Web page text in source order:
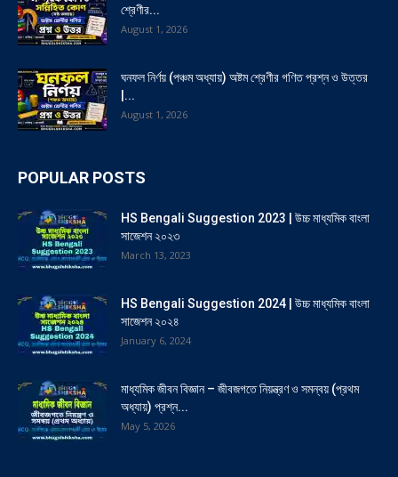
শ্রেণীর...
August 1, 2026
ঘনফল নির্ণয় (পঞ্চম অধ্যায়) অষ্টম শ্রেণীর গণিত প্রশ্ন ও উত্তর
|...
August 1, 2026
POPULAR POSTS
HS Bengali Suggestion 2023 | উচ্চ মাধ্যমিক বাংলা
সাজেশন ২০২৩
March 13, 2023
HS Bengali Suggestion 2024 | উচ্চ মাধ্যমিক বাংলা
সাজেশন ২০২৪
January 6, 2024
মাধ্যমিক জীবন বিজ্ঞান – জীবজগতে নিয়ন্ত্রণ ও সমন্বয় (প্রথম
অধ্যায়) প্রশ্ন...
May 5, 2026